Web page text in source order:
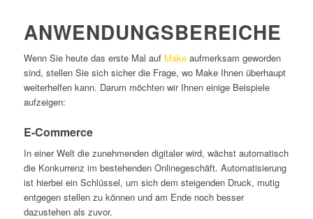
ANWENDUNGSBEREICHE
Wenn Sie heute das erste Mal auf Makeaufmerksam geworden
sind, stellen Sie sich sicher die Frage, wo Make Ihnen überhaupt
weiterhelfen kann. Darum möchten wir Ihnen einige Beispiele
aufzeigen:
E-Commerce
In einer Welt die zunehmenden digitaler wird, wächst automatisch
die Konkurrenz im bestehenden Onlinegeschäft. Automatisierung
ist hierbei ein Schlüssel, um sich dem steigenden Druck, mutig
entgegen stellen zu können und am Ende noch besser
dazustehen als zuvor.